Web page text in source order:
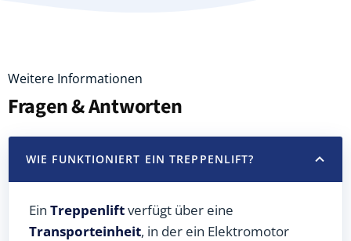
Weitere Informationen
Fragen & Antworten
WIE FUNKTIONIERT EIN TREPPENLIFT?
Ein Treppenliftverfügt über eine
Transporteinheit, in der ein Elektromotor